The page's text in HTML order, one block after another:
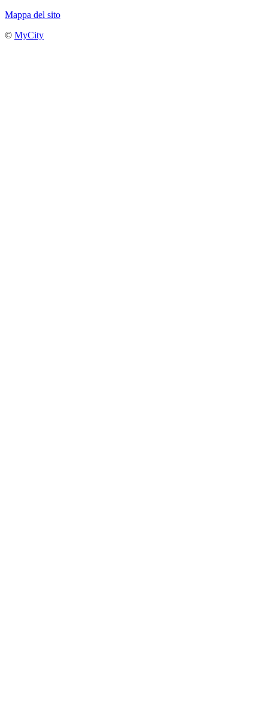
Mappa del sito
© MyCity